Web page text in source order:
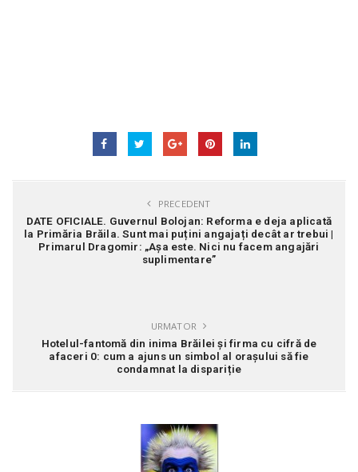
PRECEDENT
DATE OFICIALE. Guvernul Bolojan: Reforma e deja aplicată
la Primăria Brăila. Sunt mai puțini angajați decât ar trebui |
Primarul Dragomir: „Așa este. Nici nu facem angajări
suplimentare”
URMATOR
Hotelul-fantomă din inima Brăilei și firma cu cifră de
afaceri 0: cum a ajuns un simbol al orașului să fie
condamnat la dispariție